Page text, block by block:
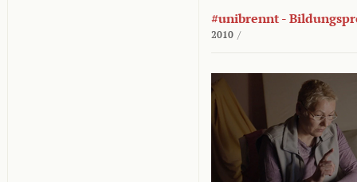
#unibrennt -
2010 /